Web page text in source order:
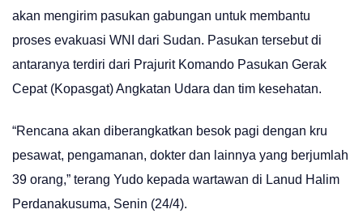
akan mengirim pasukan gabungan untuk membantu
proses evakuasi WNI dari Sudan. Pasukan tersebut di
antaranya terdiri dari Prajurit Komando Pasukan Gerak
Cepat (Kopasgat) Angkatan Udara dan tim kesehatan.
“Rencana akan diberangkatkan besok pagi dengan kru
pesawat, pengamanan, dokter dan lainnya yang berjumlah
39 orang,” terang Yudo kepada wartawan di Lanud Halim
Perdanakusuma, Senin (24/4).